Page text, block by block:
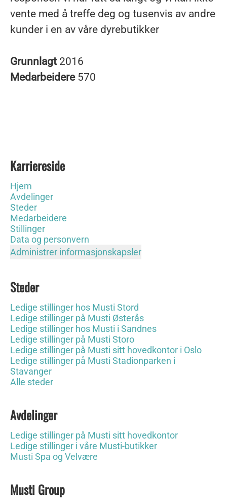
vente med å treffe deg og tusenvis av andre
kunder i en av våre dyrebutikker
Grunnlagt 2016
Medarbeidere 570
Karriereside
Hjem
Avdelinger
Steder
Medarbeidere
Stillinger
Data og personvern
Administrer informasjonskapsler
Steder
Ledige stillinger hos Musti Stord
Ledige stillinger på Musti Østerås
Ledige stillinger hos Musti i Sandnes
Ledige stillinger på Musti Storo
Ledige stillinger på Musti sitt hovedkontor i Oslo
Ledige stillinger på Musti Stadionparken i
Stavanger
Alle steder
Avdelinger
Ledige stillinger på Musti sitt hovedkontor
Ledige stillinger i våre Musti-butikker
Musti Spa og Velvære
Musti Group